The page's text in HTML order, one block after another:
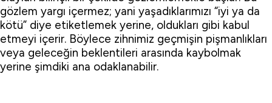
gözlem yargı içermez; yani yaşadıklarımızı “iyi ya da
kötü” diye etiketlemek yerine, oldukları gibi kabul
etmeyi içerir. Böylece zihnimiz geçmişin pişmanlıkları
veya geleceğin beklentileri arasında kaybolmak
yerine şimdiki ana odaklanabilir.